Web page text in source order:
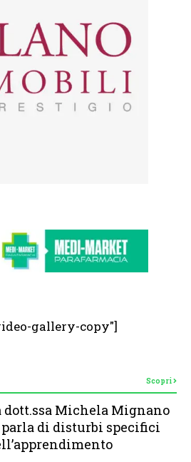
gallery-copy"]
Scopri
dott.ssa Michela Mignano
di disturbi specifici